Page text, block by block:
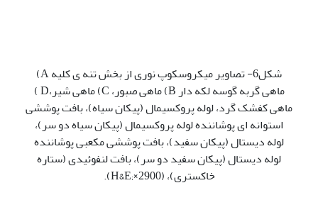
شکل6- تصاویر میکروسکوپ نوری از بخش تنه ی کلیه A)
ماهی گربه گوسه لکه دار B) ماهی صبور، C) ماهی شیر،D )
ماهی کفشک گرد، لوله پروکسیمال (پیکان سیاه)، بافت پوششی
استوانه ای پوشاننده لوله پروکسیمال (پیکان سیاه دو سر)،
لوله دیستال (پیکان سفید)، بافت پوششی مکعبی پوشاننده
لوله دیستال (پیکان سفید دو سر)، بافت لنفوئیدی (ستاره
خاکستری)، (H&E;×2900).